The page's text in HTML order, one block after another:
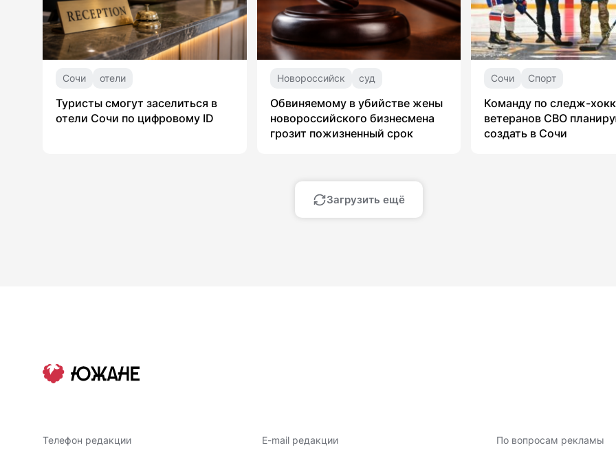
Сочи отели
Туристы смогут заселиться в
отели Сочи по цифровому ID
Новороссийск суд
Обвиняемому в убийстве жены
новороссийского бизнесмена
грозит пожизненный срок
Сочи Спорт
Команду по следж-
ветеранов СВО
создать в Сочи
Загрузить ещё
Телефон редакции E-mail редакции По вопросам рекламы